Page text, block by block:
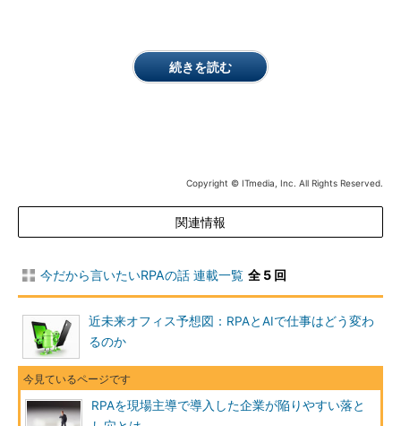
続きを読む
Copyright © ITmedia, Inc. All Rights Reserved.
関連情報
今だから言いたいRPAの話 連載一覧 全 5 回
近未来オフィス予想図：RPAとAIで仕事はどう変わ
るのか
RPAを現場主導で導入した企業が陥りやすい落と